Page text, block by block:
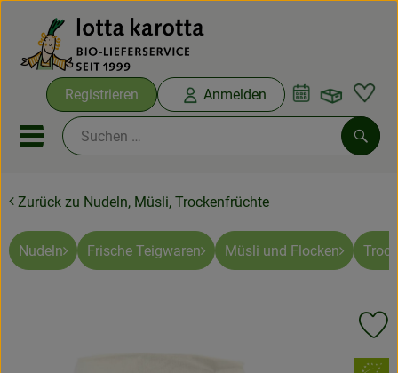
Registrieren Anmelden
Mobiles Menu öffnen oder
Ökokisten
Bio-Kochboxen
Zurück zu Nudeln, Müsli, Trockenfrüchte
Nudeln Frische Teigwaren Müsli und Flocken
, Verband: